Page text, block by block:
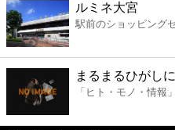
ファミレス
ファーストフード
カフェ
ルミネ大宮
駅前のショッピング
まるまるひがし
「ヒト・モノ・情報